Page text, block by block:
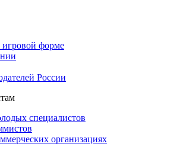
форме
России
специалистов
организациях